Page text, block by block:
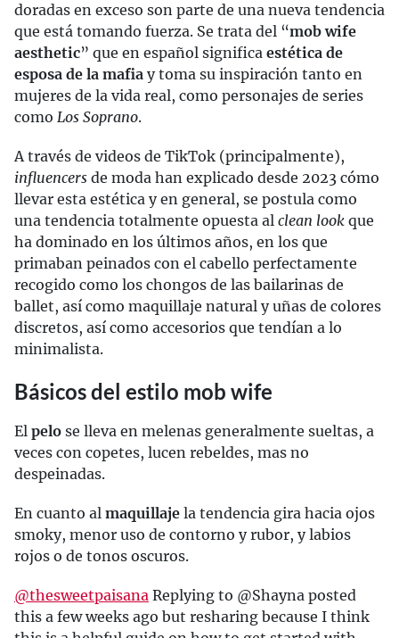
doradas en exceso son parte de una nueva tendencia
que está tomando fuerza. Se trata del “mob wife
aesthetic” que en español significa estética de
esposa de la mafia y toma su inspiración tanto en
mujeres de la vida real, como personajes de series
como Los Soprano.
A través de videos de TikTok (principalmente),
influencers de moda han explicado desde 2023 cómo
llevar esta estética y en general, se postula como
una tendencia totalmente opuesta al clean look que
ha dominado en los últimos años, en los que
primaban peinados con el cabello perfectamente
recogido como los chongos de las bailarinas de
ballet, así como maquillaje natural y uñas de colores
discretos, así como accesorios que tendían a lo
minimalista.
Básicos del estilo mob wife
El pelo se lleva en melenas generalmente sueltas, a
veces con copetes, lucen rebeldes, mas no
despeinadas.
En cuanto al maquillaje la tendencia gira hacia ojos
smoky, menor uso de contorno y rubor, y labios
rojos o de tonos oscuros.
@thesweetpaisana Replying to @Shayna posted
this a few weeks ago but resharing because I think